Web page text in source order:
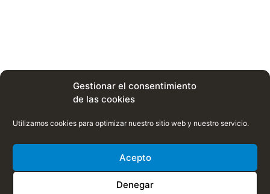
Gestionar el consentimiento
de las cookies
Utilizamos cookies para optimizar nuestro sitio web y nuestro servicio.
Acepto
Denegar